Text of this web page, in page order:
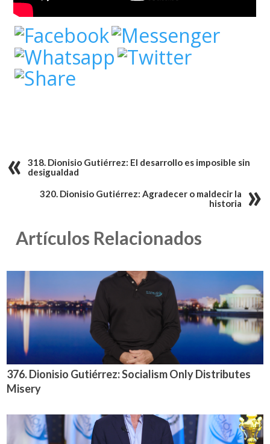
318. Dionisio Gutiérrez: El desarrollo es imposible sin
desigualdad
320. Dionisio Gutiérrez: Agradecer o maldecir la
historia
Artículos Relacionados
376. Dionisio Gutiérrez: Socialism Only Distributes
Misery